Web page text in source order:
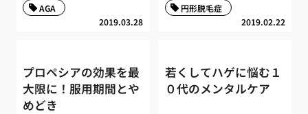
2019.03.28
AGA
2019.02.22
円形脱毛症
プロペシアの効果を最
大限に！服用期間とや
めどき
若くしてハゲに悩む１
０代のメンタルケア